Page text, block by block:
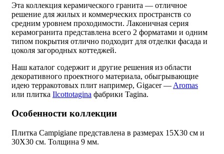
Эта коллекция керамического гранита — отличное
решение для жилых и коммерческих пространств со
средним уровнем проходимости. Лаконичная серия
керамогранита представлена всего 2 форматами и одним
типом покрытия отлично подходит для отделки фасада и
цоколя загородных коттеджей.
Наш каталог содержит и другие решения из области
декоративного проектного материала, обыгрывающие
идею терракотовых плит например, Gigacer — Aromas
или плитка Ilcottotagina фабрики Tagina.
Особенности коллекции
Плитка Campigiane представлена в размерах 15X30 см и
30X30 см. Толщина 9 мм.